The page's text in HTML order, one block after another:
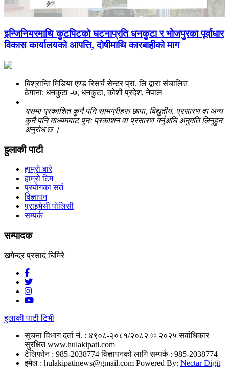
इन्जिनियरमाथि कुटपिटको घटनाप्रति धनकुटा र भोजपुरका पूर्वाधार
विकास कार्यालयको आपत्ति, दोषीमाथि कारबाहीको माग
बिश्रान्ति मिडिया एण्ड रिसर्च सेन्टर प्रा. लि द्वारा संचालित
ठेगाना: धनकुटा -७, धनकुटा, कोशी प्रदेश, नेपाल
यसमा प्रकाशित कुनै पनि सामग्रीहरू छापा, विद्युतीय, प्रसारण वा अन्य
कुनै पनि माध्यमबाट पुनः प्रकाशन वा प्रसारण गर्नुअघि अनुमति लिनुहुन
अनुरोध छ ।
हुलाकी पाटी
हाम्रो बारे
हाम्रो टिम
प्रयोगका सर्त
विज्ञापन
प्राइभेसी पोलिसी
सम्पर्क
सम्पादक
खगेन्द्र प्रसाद घिमिरे
हुलाकी पाटी टिभी
सूचना विभाग दर्ता नं. : ४९०८-२०८१/२०८२ © २०२५ सर्वाधिकार
सुरक्षित www.hulakipati.com
टेलिफोन : 985-2038774विज्ञापनको लागि सम्पर्क : 985-2038774
इमेल : hulakipatinews@gmail.com Powered By: Nectar Digit